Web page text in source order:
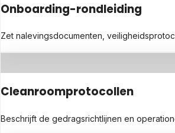
Onboarding-rondleiding
Zet nalevingsdocumenten,
Cleanroomprotocollen
Beschrijft de gedragsrichtlijnen en